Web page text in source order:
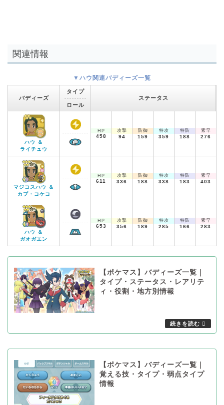
関連情報
▼ハウ関連バディーズ一覧
バディーズ
タイプ
ロール
ステータス
ハウ ＆
ライチュウ
HP
458
攻撃
94
防御
159
特攻
359
特防
188
素早
276
マジコスハウ ＆
カプ・コケコ
HP
611
攻撃
336
防御
188
特攻
338
特防
183
素早
403
ハウ ＆
ガオガエン
HP
653
攻撃
356
防御
189
特攻
285
特防
166
素早
283
【ポケマス】バディーズ一覧｜
タイプ・ステータス・レアリテ
ィ・役割・地方別情報
【ポケマス】バディーズ一覧｜
覚える技・タイプ・弱点タイプ
情報